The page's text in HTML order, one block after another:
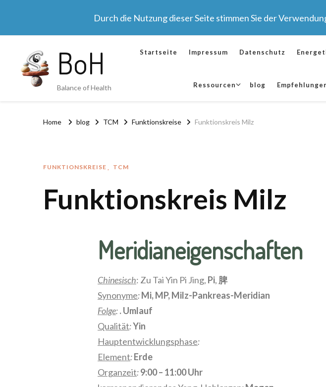
Durch die Nutzung dieser Seite stimmen Sie der
BoH
Balance of Health
Startseite Impressum Datenschutz
Ressourcen blog
Home blog TCM Funktionskreise Funktionskreis Milz
FUNKTIONSKREISE TCM
Funktionskreis Milz
Meridianeigenschaften
Chinesisch: Zu Tai Yin Pi Jing, Pi, 脾
Synonyme:Mi, MP, Milz-Pankreas-Meridian
Folge:. Umlauf
Qualität:Yin
Hauptentwicklungsphase:
Element:Erde
Organzeit:9:00 – 11:00 Uhr